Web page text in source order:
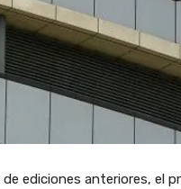
de ediciones anteriores, el